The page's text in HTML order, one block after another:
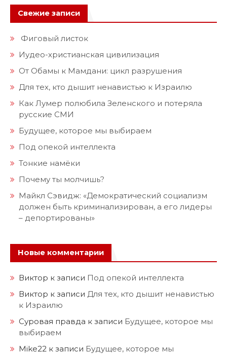
Свежие записи
Фиговый листок
Иудео-христианская цивилизация
От Обамы к Мамдани: цикл разрушения
Для тех, кто дышит ненавистью к Израилю
Как Лумер полюбила Зеленского и потеряла
русские СМИ
Будущее, которое мы выбираем
Под опекой интеллекта
Тонкие намёки
Почему ты молчишь?
Майкл Сэвидж: «Демократический социализм
должен быть криминализирован, а его лидеры
– депортированы»
Новые комментарии
Виктор к записи Под опекой интеллекта
Виктор к записи Для тех, кто дышит ненавистью
к Израилю
Суровая правда к записи Будущее, которое мы
выбираем
Mike22 к записи Будущее, которое мы